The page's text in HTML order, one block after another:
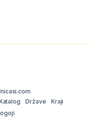
Države
Kraji